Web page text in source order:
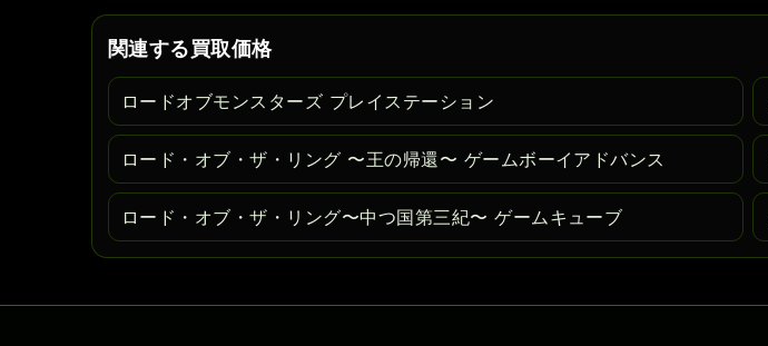
関連する買取価格
ロードオブモンスターズ プレイステーション
ロード・オブ・ザ・リング 〜王の帰還〜 ゲームボーイアドバンス
ロード・オブ・ザ・リング〜中つ国第三紀〜 ゲームキューブ